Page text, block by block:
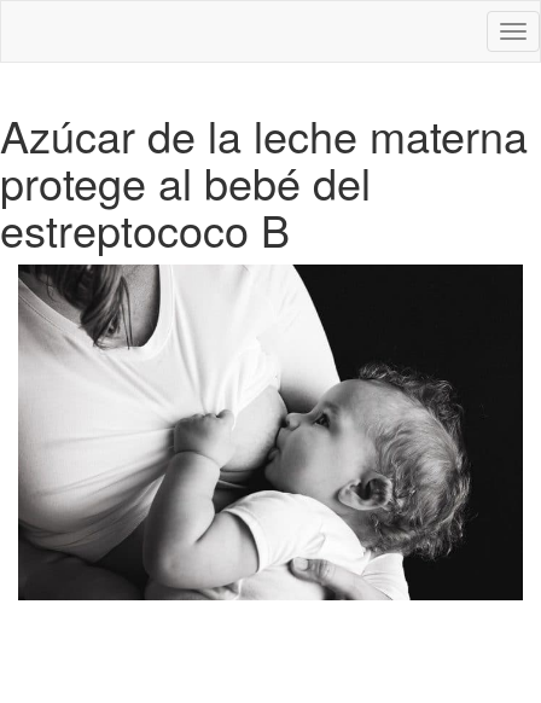
Azúcar de la leche materna
protege al bebé del
estreptococo B